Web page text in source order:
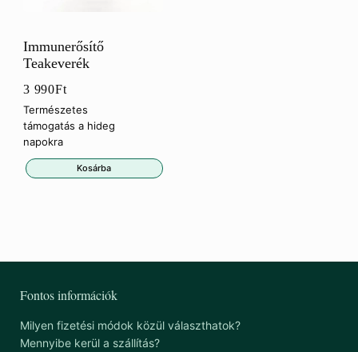
Immunerősítő
Teakeverék
3 990Ft
Természetes
támogatás a hideg
napokra
Kosárba
Fontos információk
Milyen fizetési módok közül választhatok?
Mennyibe kerül a szállítás?